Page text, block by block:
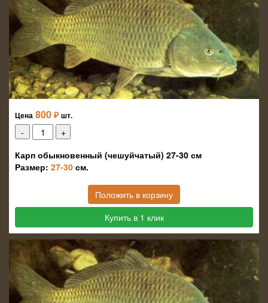
Цена 800 ₽ шт.
Карп обыкновенный (чешуйчатый) 27-30 см
Размер: 27-30 см.
Положить в корзину
Купить в 1 клик